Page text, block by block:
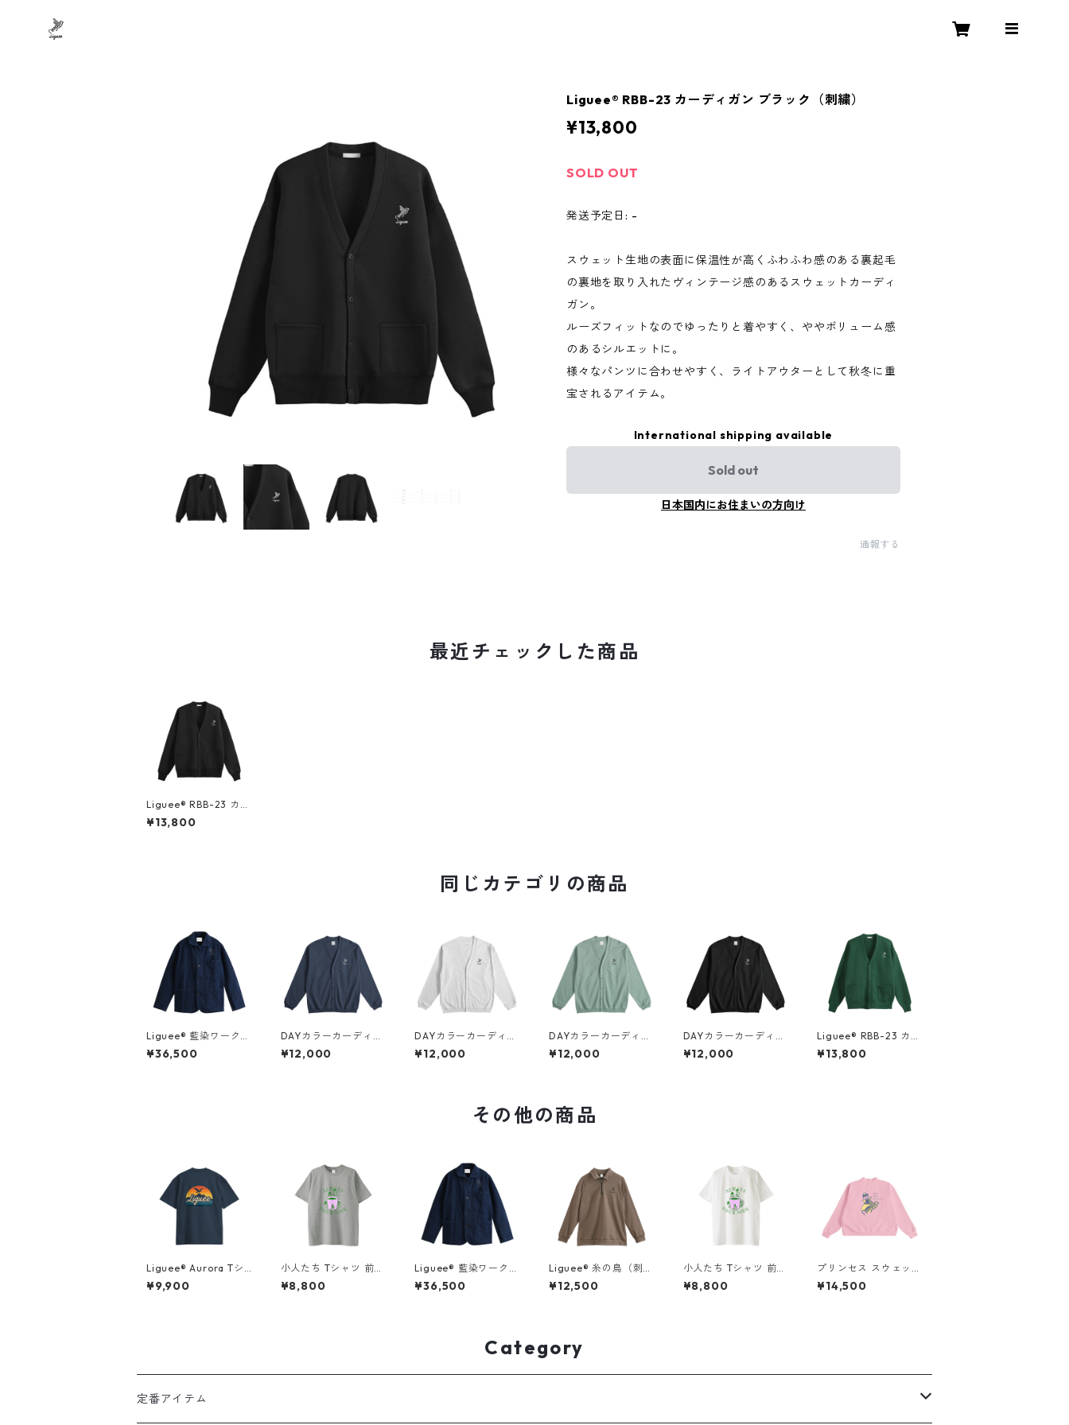
Liguee®️ RBB-23 カーディガン ブラック（刺繍）
¥13,800
SOLD OUT
発送予定日: -
スウェット生地の表面に保温性が高くふわふわ感のある裏起毛
の裏地を取り入れたヴィンテージ感のあるスウェットカーディ
ガン。
ルーズフィットなのでゆったりと着やすく、ややボリューム感
のあるシルエットに。
様々なパンツに合わせやすく、ライトアウターとして秋冬に重
宝されるアイテム。
International shipping available
Sold out
日本国内にお住まいの方向け
通報する
最近チェックした商品
Liguee®️ RBB-23 カー
ディガン ブラック（刺
繍）
¥13,800
同じカテゴリの商品
Liguee®️ 藍染ワークジ
ャケット（花ロゴ刺
繍）
¥36,500
DAYカラーカーディガ
ン（刺繍）
¥12,000
DAYカラーカーディガ
ン（刺繍）
¥12,000
DAYカラーカーディガ
ン（刺繍）
¥12,000
DAYカラーカーディガ
ン（刺繍）
¥12,000
Liguee®️ RBB-23 カー
ディガン グリーン（刺
繍）
¥13,800
その他の商品
Liguee®️ Aurora Tシ
ャツ（胸ロゴ刺繍&バ
ックプリント）
¥9,900
小人たち Tシャツ 前面
プリント
¥8,800
Liguee®️ 藍染ワークジ
ャケット（花ロゴ刺
繍）
¥36,500
Liguee®️ 糸の鳥（刺
繍）ハーフジップスウ
ェット
¥12,500
小人たち Tシャツ 前面
プリント
¥8,800
プリンセス スウェット
（バックプリント）×
Liguee®️糸の鳥ロゴ
¥14,500
Category
定番アイテム